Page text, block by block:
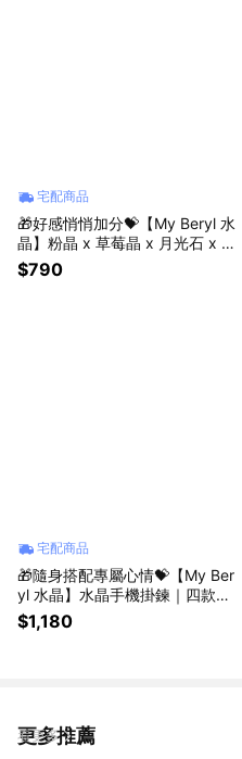
宅配商品
🎁好感悄悄加分💝【My Beryl 水
晶】粉晶 x 草莓晶 x 月光石 x 石
榴石【莓戀粉鈴・柔月心願】水
晶手鍊 #招桃花 #魅力提升 #溫
$790
宅配商品
🎁隨身搭配專屬心情💝【My Ber
yl 水晶】水晶手機掛鍊｜四款風
格・自選幸運・隨身守護 #手機
掛鍊 #水晶掛飾 #幸運小物 #生
$1,180
更多推薦
看更多